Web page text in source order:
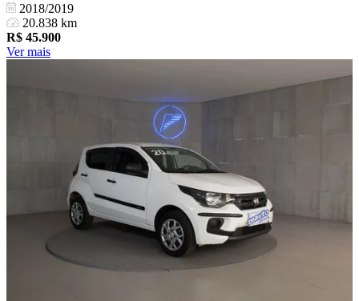
2018/2019
20.838 km
R$ 45.900
Ver mais